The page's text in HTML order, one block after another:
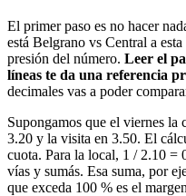
El primer paso es no hacer
está Belgrano vs Central a
presión del número. Leer el
líneas te da una referencia
decimales vas a poder
Supongamos que el viernes la
3.20 y la visita en 3.50. El
cuota. Para la local, 1 / 2.10 =
vías y sumás. Esa suma, por
que exceda 100 % es el